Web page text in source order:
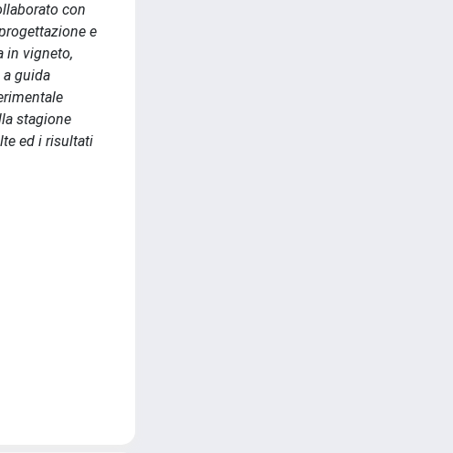
con
e
in vigneto,
guida
stagione
ed i risultati